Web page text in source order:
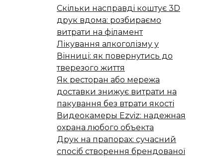
Скільки насправді коштує 3D
друк вдома: розбираємо
витрати на філамент
Лікування алкоголізму у
Вінниці: як повернутись до
тверезого життя
Як ресторан або мережа
доставки знижує витрати на
пакування без втрати якості
Видеокамеры Ezviz: надежная
охрана любого объекта
Друк на прапорах: сучасний
спосіб створення брендованої